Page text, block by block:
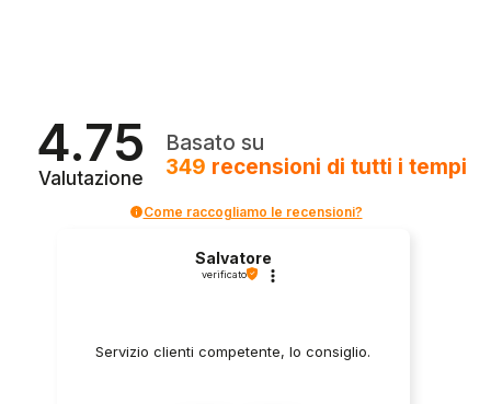
4.75
Valutazione
Basato su
349 recensioni di tutti i tempi
Come raccogliamo le recensioni?
Salvatore
verificato
Servizio clienti competente, lo consiglio.